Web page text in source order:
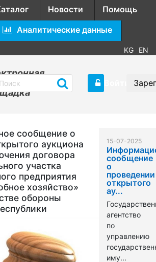
Новости
Помощь
Аналитические данные
KG EN
сообщение о
аукциона
договора
участка
предприятия
хозяйство»
обороны
15-07-2025
сообщение
о
проведении
открытого
ау...
агентство
по
управлению
иму...